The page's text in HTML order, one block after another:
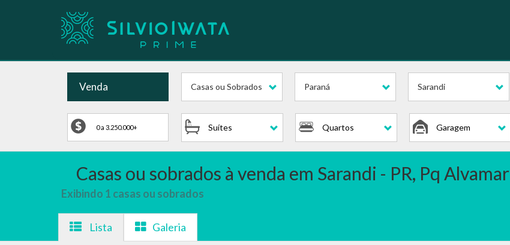
Venda Casas ou Sobrados Paraná Sarandi
Suítes Quartos Garagem
Casas ou sobrados à venda em Sarandi - PR, Pq Alvamar
Exibindo 1 casas ou sobrados
Lista Galeria